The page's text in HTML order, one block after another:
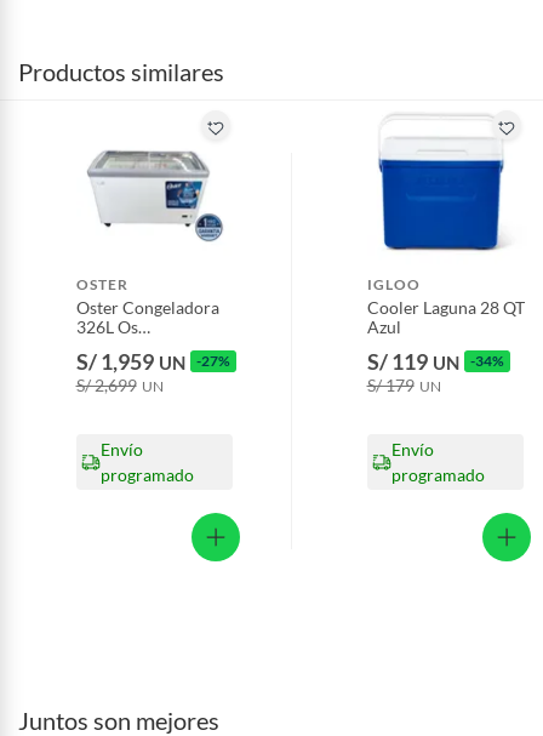
Productos similares
OSTER
Oster Congeladora
326L Os
S/ 1,959 UN -27%
S/ 2,699 UN
Envío
programado
IGLOO
Cooler Laguna 28 QT
Azul
S/ 119 UN -34%
S/ 179 UN
Envío
programado
Juntos son mejores